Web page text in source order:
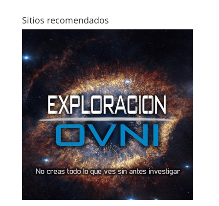
Sitios recomendados